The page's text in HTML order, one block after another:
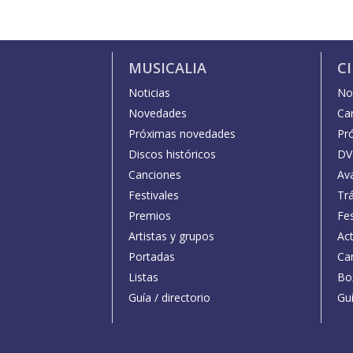
MUSICALIA
Noticias
Novedades
Próximas novedades
Discos históricos
Canciones
Festivales
Premios
Artistas y grupos
Portadas
Listas
Guía / directorio